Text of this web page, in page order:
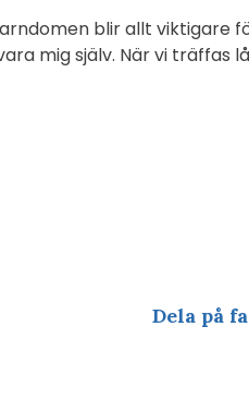
blir allt viktigare
mig själv. När vi träffas
Dela på